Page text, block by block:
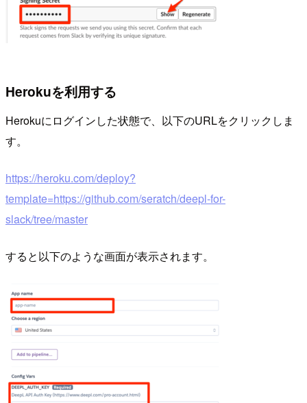
Herokuを利用する
Herokuにログインした状態で、以下のURLをクリックしま
す。
https://heroku.com/deploy?
template=https://github.com/seratch/deepl-for-
slack/tree/master
すると以下のような画面が表示されます。